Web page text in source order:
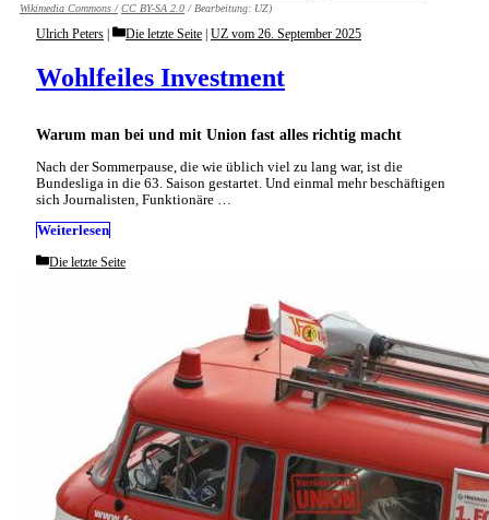
Wikimedia Commons / CC BY-SA 2.0 / Bearbeitung: UZ)
Warum man bei und mit Union fast alles richtig macht
Wohlfeiles Investment
Ulrich Peters Categories
Die letzte Seite | UZ vom 26. September 2025
Nach der Sommerpause, die wie üblich viel zu lang war, ist die
Bundesliga in die 63. Saison gestartet. Und einmal mehr beschäftigen
sich Journalisten, Funktionäre …
Weiterlesen
Categories
Die letzte Seite